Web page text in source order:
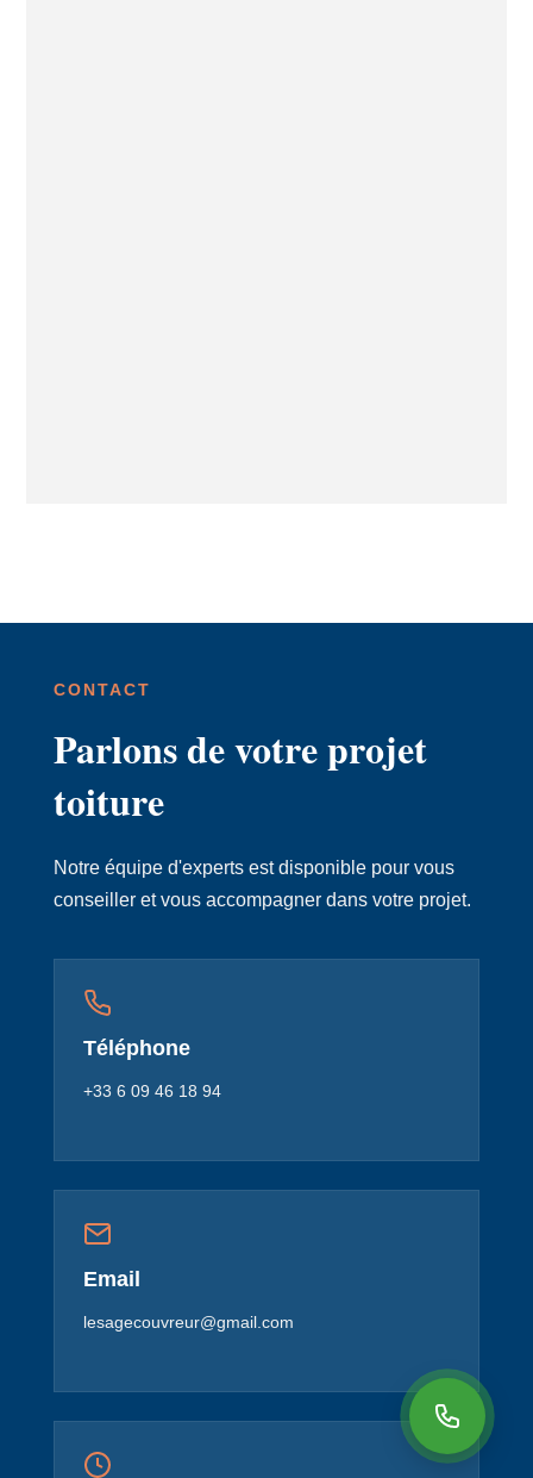
CONTACT
Parlons de votre projet
toiture
Notre équipe d'experts est disponible pour vous
conseiller et vous accompagner dans votre projet.
Téléphone
+33 6 09 46 18 94
Email
lesagecouvreur@gmail.com